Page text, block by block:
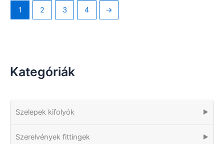
Kategóriák
Szelepek kifolyók ▶
Szerelvények fittingek ▶
1 2 3 4 →